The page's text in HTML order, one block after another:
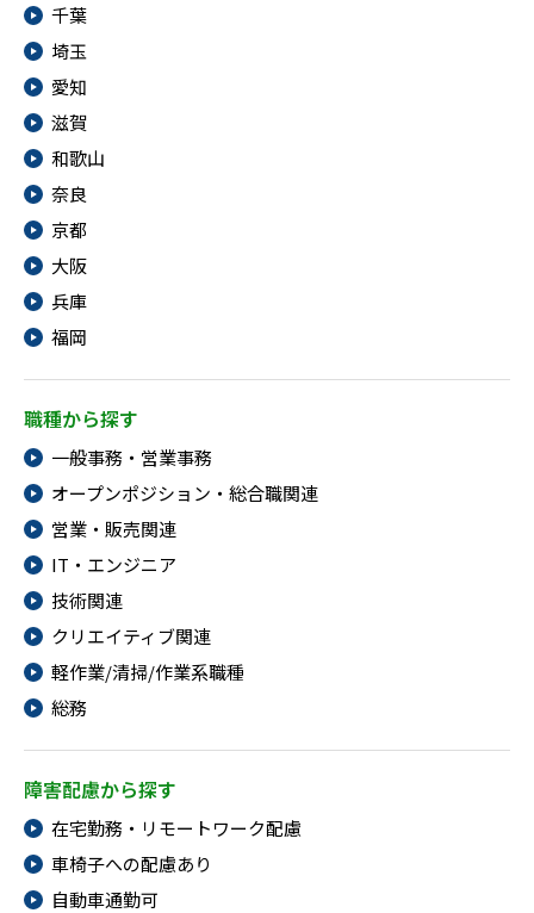
千葉
埼玉
愛知
滋賀
和歌山
奈良
京都
大阪
兵庫
福岡
職種から探す
一般事務・営業事務
オープンポジション・総合職関連
営業・販売関連
IT・エンジニア
技術関連
クリエイティブ関連
軽作業/清掃/作業系職種
総務
障害配慮から探す
在宅勤務・リモートワーク配慮
車椅子への配慮あり
自動車通勤可